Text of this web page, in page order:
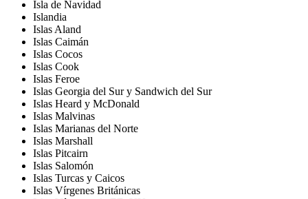
Isla de Navidad
Islandia
Islas Aland
Islas Caimán
Islas Cocos
Islas Cook
Islas Feroe
Islas Georgia del Sur y Sandwich del Sur
Islas Heard y McDonald
Islas Malvinas
Islas Marianas del Norte
Islas Marshall
Islas Pitcairn
Islas Salomón
Islas Turcas y Caicos
Islas Vírgenes Británicas